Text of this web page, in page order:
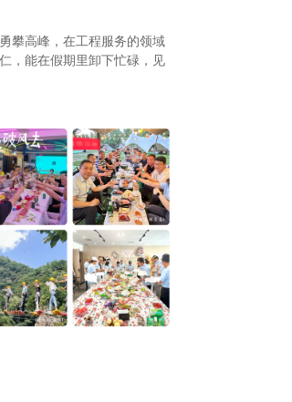
攀高峰，在工程服务的领域
，能在假期里卸下忙碌，见